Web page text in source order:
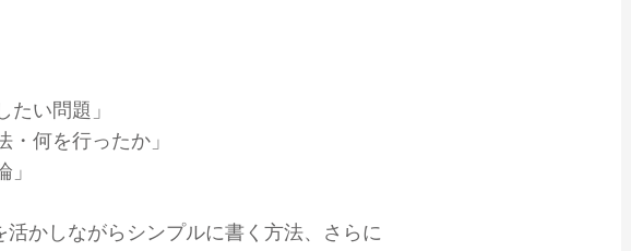
たい問題」
・何を行ったか」
」
活かしながらシンプルに書く方法、さらに